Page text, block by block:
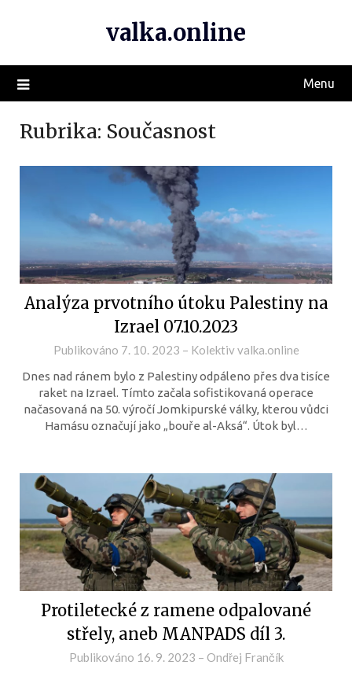
valka.online
Menu
Rubrika: Současnost
Analýza prvotního útoku Palestiny na
Izrael 07.10.2023
Publikováno 7. 10. 2023 – Kolektiv valka.online
Dnes nad ránem bylo z Palestiny odpáleno přes dva tisíce
raket na Izrael. Tímto začala sofistikovaná operace
načasovaná na 50. výročí Jomkipurské války, kterou vůdci
Hamásu označují jako „bouře al-Aksá“. Útok byl…
Protiletecké z ramene odpalované
střely, aneb MANPADS díl 3.
Publikováno 16. 9. 2023 – Ondřej Frančík